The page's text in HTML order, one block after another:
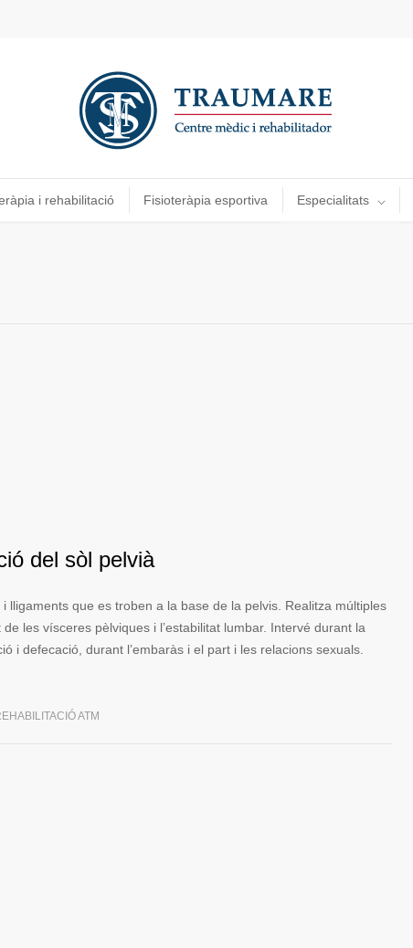
i rehabilitació Fisioteràpia esportiva Especialitats
del sòl pelvià
lligaments que es troben a la base de la pelvis. Realitza múltiples
les vísceres pèlviques i l’estabilitat lumbar. Intervé durant la
i defecació, durant l’embaràs i el part i les relacions sexuals.
ATM